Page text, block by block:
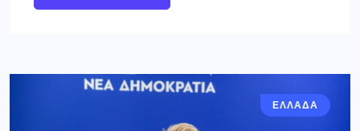
ΕΛΛΑΔΑ